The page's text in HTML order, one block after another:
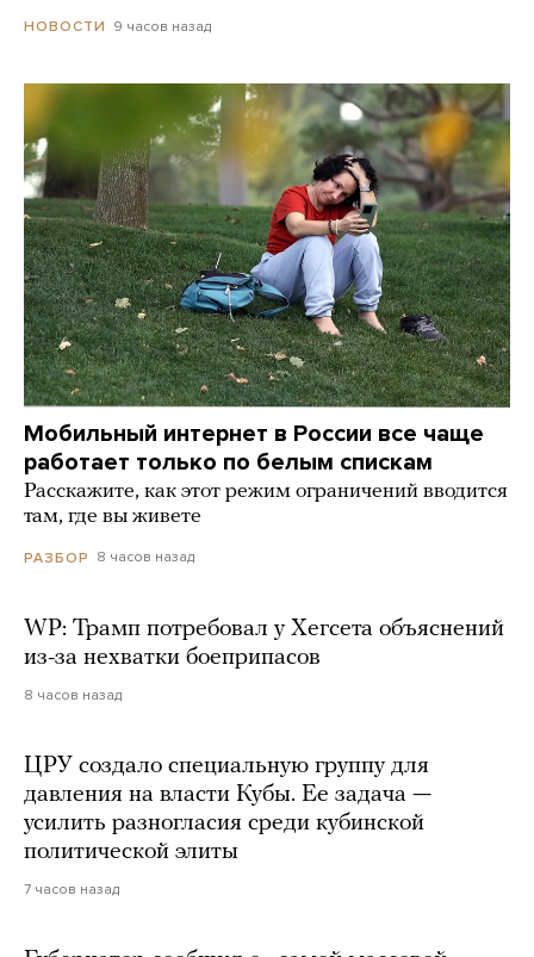
НОВОСТИ 9 часов назад
Мобильный интернет в России все чаще
работает только по белым спискам
Расскажите, как этот режим ограничений вводится
там, где вы живете
РАЗБОР 8 часов назад
WP: Трамп потребовал у Хегсета объяснений
из-за нехватки боеприпасов
8 часов назад
ЦРУ создало специальную группу для
давления на власти Кубы. Ее задача —
усилить разногласия среди кубинской
политической элиты
7 часов назад